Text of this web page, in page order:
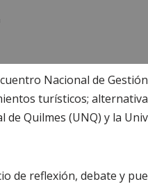
Nacional de
turísticos;
Quilmes (UNQ) y la
de reflexión, debate y